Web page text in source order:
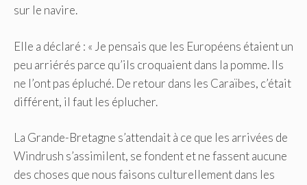
sur le navire.
Elle a déclaré : « Je pensais que les Européens étaient un
peu arriérés parce qu’ils croquaient dans la pomme. Ils
ne l’ont pas épluché. De retour dans les Caraïbes, c’était
différent, il faut les éplucher.
La Grande-Bretagne s’attendait à ce que les arrivées de
Windrush s’assimilent, se fondent et ne fassent aucune
des choses que nous faisons culturellement dans les